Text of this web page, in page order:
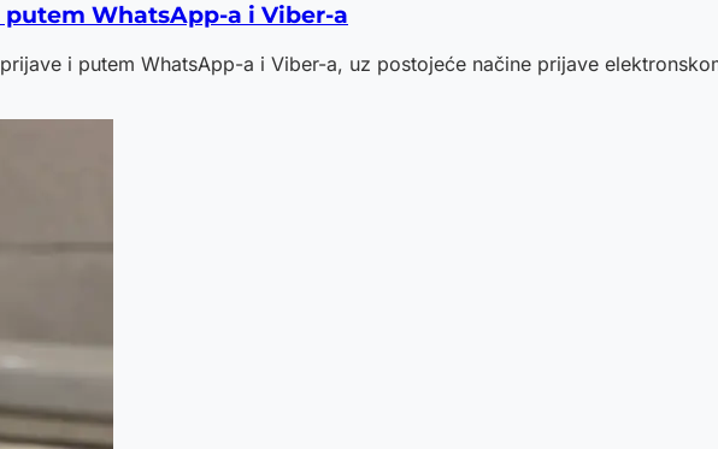
WhatsApp-a i Viber-a
i putem WhatsApp-a i Viber-a, uz postojeće načine prijave